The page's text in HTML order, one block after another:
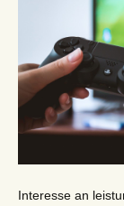
Interesse an